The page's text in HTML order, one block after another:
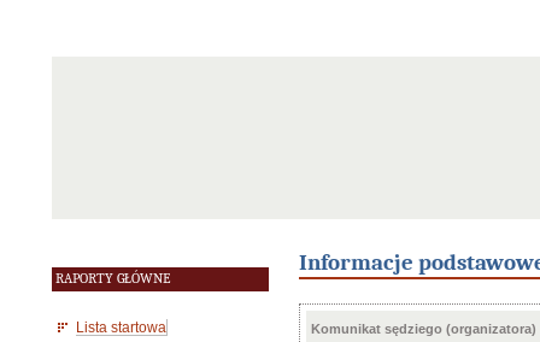
RAPORTY GŁÓWNE
Lista startowa
Informacje
Komunikat sędziego (organizatora)